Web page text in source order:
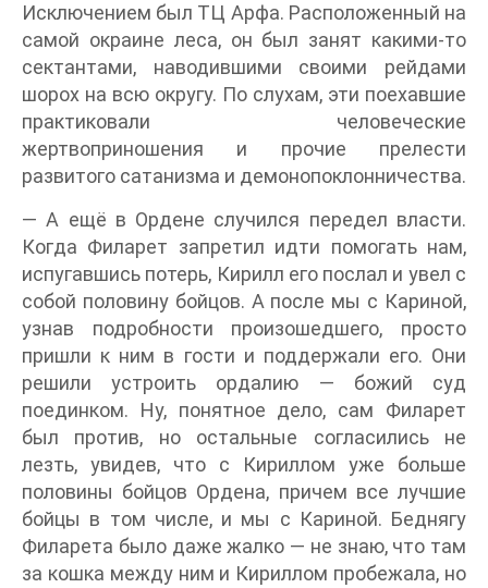
Исключением был ТЦ Арфа. Расположенный на
самой окраине леса, он был занят какими-то
сектантами, наводившими своими рейдами
шорох на всю округу. По слухам, эти поехавшие
практиковали человеческие
жертвоприношения и прочие прелести
развитого сатанизма и демонопоклонничества.
— А ещё в Ордене случился передел власти.
Когда Филарет запретил идти помогать нам,
испугавшись потерь, Кирилл его послал и увел с
собой половину бойцов. А после мы с Кариной,
узнав подробности произошедшего, просто
пришли к ним в гости и поддержали его. Они
решили устроить ордалию — божий суд
поединком. Ну, понятное дело, сам Филарет
был против, но остальные согласились не
лезть, увидев, что с Кириллом уже больше
половины бойцов Ордена, причем все лучшие
бойцы в том числе, и мы с Кариной. Беднягу
Филарета было даже жалко — не знаю, что там
за кошка между ним и Кириллом пробежала, но